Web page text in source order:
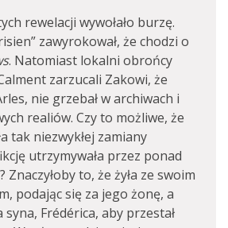
rewelacji wywołało burzę.
zawyrokował, że chodzi o
. Natomiast lokalni obrońcy
zarzucali Zakowi, że
nie grzebał w archiwach i
realiów. Czy to możliwe, że
tak niezwykłej zamiany
utrzymywała przez ponad
Znaczyłoby to, że żyła ze swoim
podając się za jego żonę, a
syna, Frédérica, aby przestał